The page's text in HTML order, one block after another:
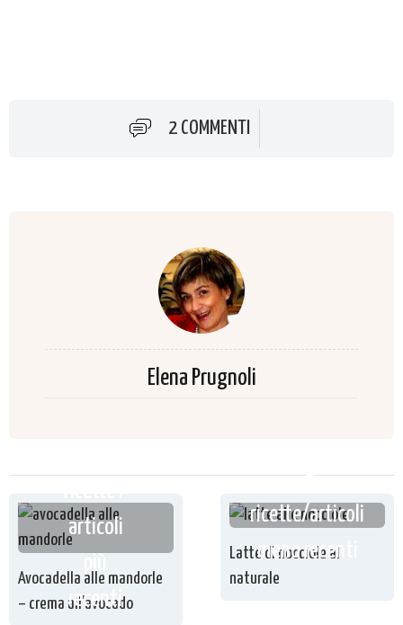
2 COMMENTI
Elena Prugnoli
articoli
recenti
Avocadella alle mandorle
– crema all’avocado
ricette/articoli
meno recenti
Latte di nocciole al
naturale